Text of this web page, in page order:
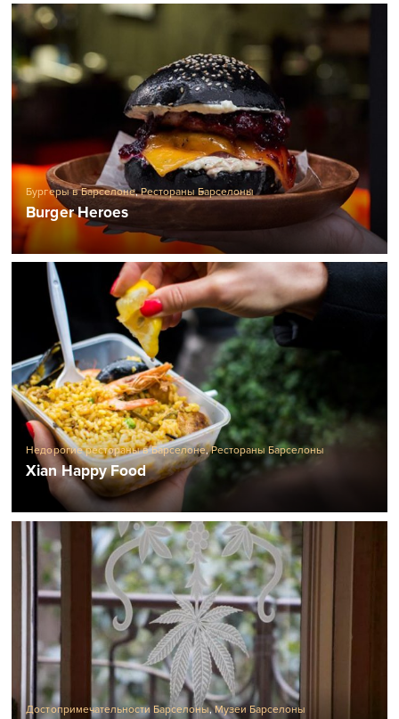
Бургеры в Барселоне,Рестораны Барселоны
Burger Heroes
Недорогие рестораны в Барселоне,Рестораны Барселоны
Xian Happy Food
Достопримечательности Барселоны,Музеи Барселоны